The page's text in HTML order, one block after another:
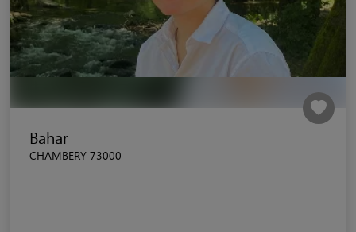
Bahar
CHAMBERY 73000